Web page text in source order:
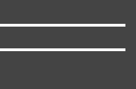
को SBI, भारत
के साथ मिलकर लॉन्च
बैंक ने स्पष्ट किया है
नहीं है और लोगों को